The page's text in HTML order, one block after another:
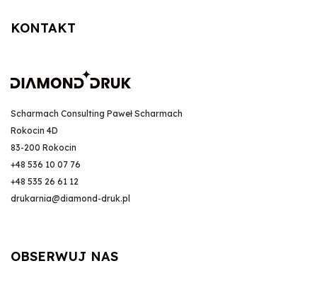
KONTAKT
Scharmach Consulting Paweł Scharmach
Rokocin 4D
83-200 Rokocin
+48 536 10 07 76
+48 535 26 61 12
drukarnia@diamond-druk.pl
OBSERWUJ NAS